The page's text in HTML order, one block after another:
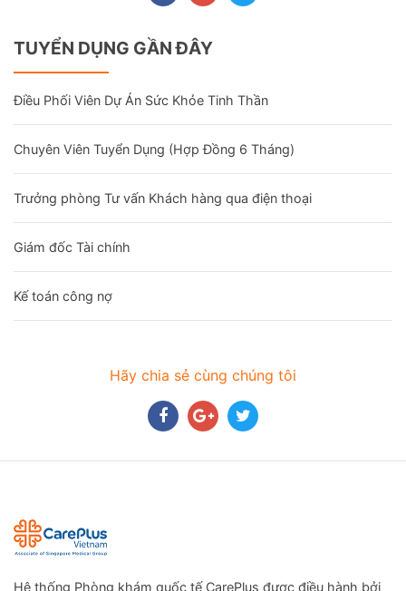
TUYỂN DỤNG GẦN ĐÂY
Điều Phối Viên Dự Án Sức Khỏe Tinh Thần
Chuyên Viên Tuyển Dụng (Hợp Đồng 6 Tháng)
Trưởng phòng Tư vấn Khách hàng qua điện thoại
Giám đốc Tài chính
Kế toán công nợ
Hãy chia sẻ cùng chúng tôi
Hệ thống Phòng khám quốc tế CarePlus được điều hành bởi